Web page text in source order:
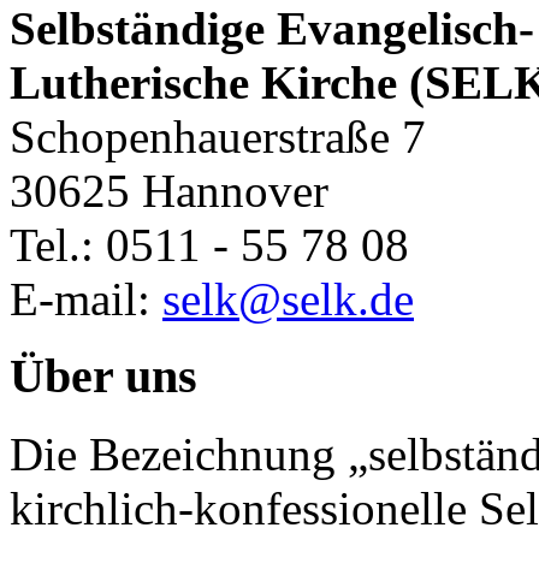
Selbständige Evangelisch-
Lutherische Kirche
Schopenhauerstraße 7
30625 Hannover
Tel.: 0511 - 55 78 08
E-mail: selk@selk.de
Über uns
Die Bezeichnung
kirchlich-konfessionelle